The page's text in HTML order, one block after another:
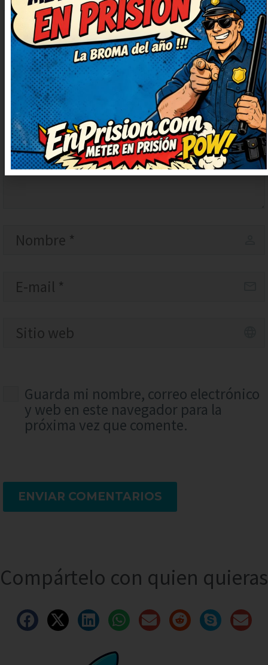
Guarda mi nombre, correo electrónico
y web en este navegador para la
próxima vez que comente.
ENVIAR COMENTARIOS
Compártelo con quien quieras